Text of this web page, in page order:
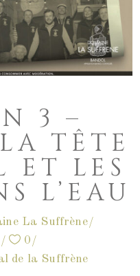
3 –
TÊTE
ET LES
L’EAU
La Suffrène
0
de la Suffrène